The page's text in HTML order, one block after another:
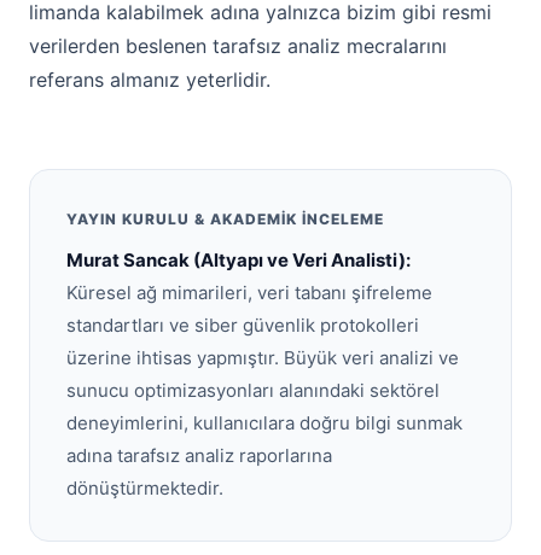
limanda kalabilmek adına yalnızca bizim gibi resmi
verilerden beslenen tarafsız analiz mecralarını
referans almanız yeterlidir.
YAYIN KURULU & AKADEMIK İNCELEME
Murat Sancak (Altyapı ve Veri Analisti):
Küresel ağ mimarileri, veri tabanı şifreleme
standartları ve siber güvenlik protokolleri
üzerine ihtisas yapmıştır. Büyük veri analizi ve
sunucu optimizasyonları alanındaki sektörel
deneyimlerini, kullanıcılara doğru bilgi sunmak
adına tarafsız analiz raporlarına
dönüştürmektedir.